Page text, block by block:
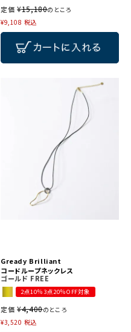
定価 ¥15,180のところ
¥9,108 税込
Gready Brilliant
コードループネックレス
ゴールド FREE
2点10％3点20％OFF対象
定価 ¥4,400のところ
¥3,520 税込